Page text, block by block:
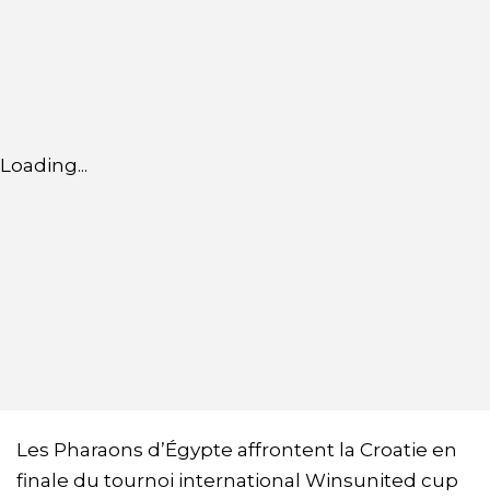
Loading...
Les Pharaons d’Égypte affrontent la Croatie en
finale du tournoi international Winsunited cup